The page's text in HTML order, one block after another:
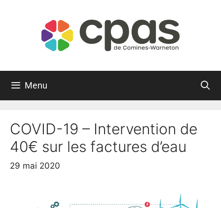
Menu
COVID-19 – Intervention de
40€ sur les factures d’eau
29 mai 2020